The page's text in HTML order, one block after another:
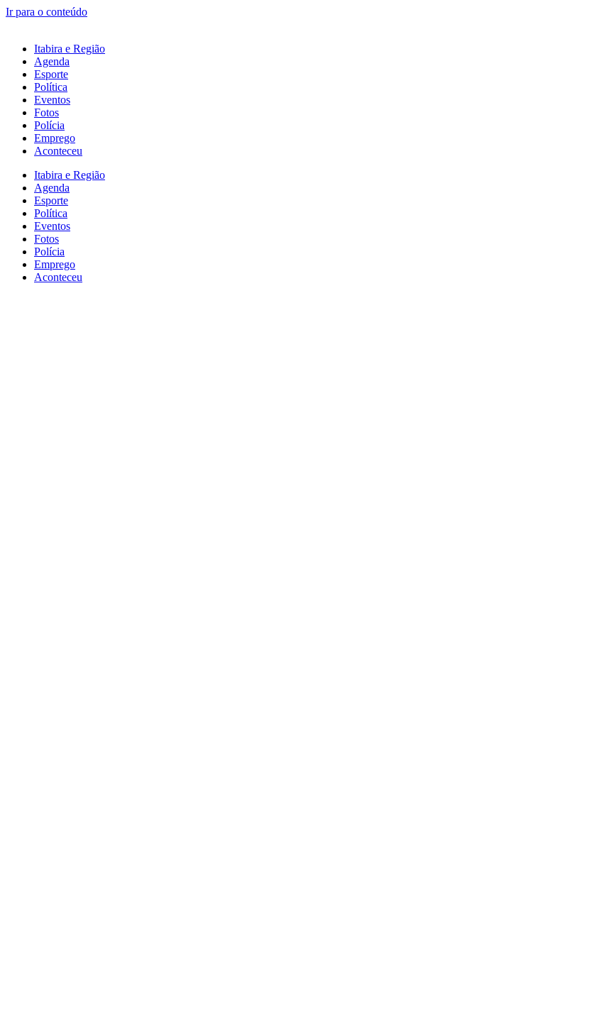
Ir para o conteúdo
Itabira e Região
Agenda
Esporte
Política
Eventos
Fotos
Polícia
Emprego
Aconteceu
Itabira e Região
Agenda
Esporte
Política
Eventos
Fotos
Polícia
Emprego
Aconteceu